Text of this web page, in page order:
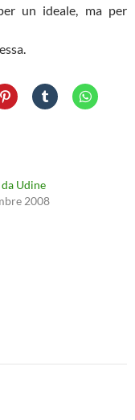
un ideale, ma per
Udine
2008